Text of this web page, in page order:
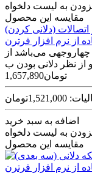
به لیست دلخواه
مقایسه این محصول
(دلانی کردن)
از نرم افزار فرترن
چهاروجهی می‌باشد از
1,657,890تومان
اضافه به سبد خرید
به لیست دلخواه
مقایسه این محصول